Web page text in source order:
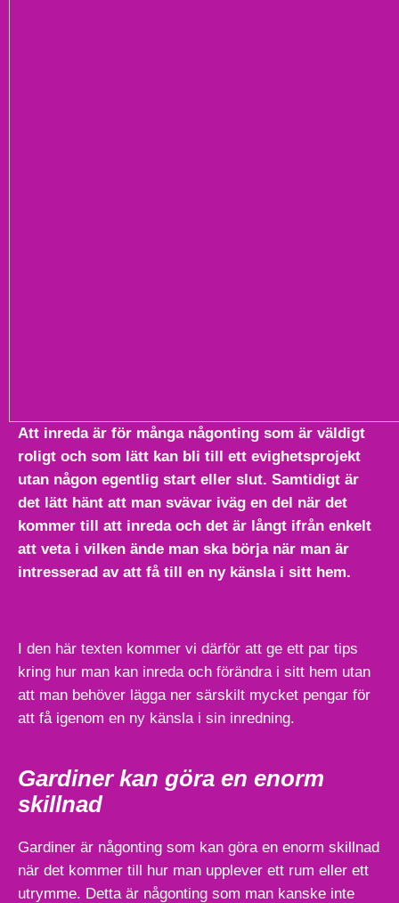
Att inreda är för många någonting som är väldigt
roligt och som lätt kan bli till ett evighetsprojekt
utan någon egentlig start eller slut. Samtidigt är
det lätt hänt att man svävar iväg en del när det
kommer till att inreda och det är långt ifrån enkelt
att veta i vilken ände man ska börja när man är
intresserad av att få till en ny känsla i sitt hem.
I den här texten kommer vi därför att ge ett par tips
kring hur man kan inreda och förändra i sitt hem utan
att man behöver lägga ner särskilt mycket pengar för
att få igenom en ny känsla i sin inredning.
Gardiner kan göra en enorm
skillnad
Gardiner är någonting som kan göra en enorm skillnad
när det kommer till hur man upplever ett rum eller ett
utrymme. Detta är någonting som man kanske inte